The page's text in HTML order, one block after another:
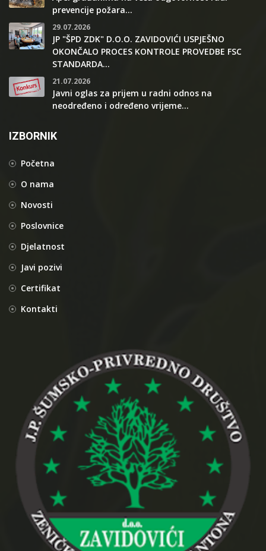
prevencije požara...
29.07.2026
JP "ŠPD ZDK" D.O.O. ZAVIDOVIĆI USPJEŠNO
OKONČALO PROCES KONTROLE PROVEDBE FSC
STANDARDA...
21.07.2026
Javni oglas za prijem u radni odnos na
neodređeno i određeno vrijeme...
IZBORNIK
Početna
O nama
Novosti
Poslovnice
Djelatnost
Javi pozivi
Certifikat
Kontakti